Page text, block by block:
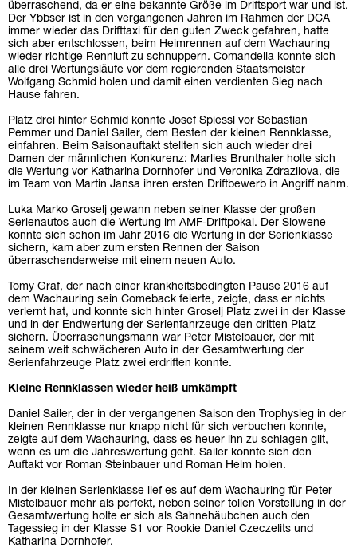
überraschend, da er eine bekannte Größe im Driftsport war und ist.
Der Ybbser ist in den vergangenen Jahren im Rahmen der DCA
immer wieder das Drifttaxi für den guten Zweck gefahren, hatte
sich aber entschlossen, beim Heimrennen auf dem Wachauring
wieder richtige Rennluft zu schnuppern. Comandella konnte sich
alle drei Wertungsläufe vor dem regierenden Staatsmeister
Wolfgang Schmid holen und damit einen verdienten Sieg nach
Hause fahren.
Platz drei hinter Schmid konnte Josef Spiessl vor Sebastian
Pemmer und Daniel Sailer, dem Besten der kleinen Rennklasse,
einfahren. Beim Saisonauftakt stellten sich auch wieder drei
Damen der männlichen Konkurenz: Marlies Brunthaler holte sich
die Wertung vor Katharina Dornhofer und Veronika Zdrazilova, die
im Team von Martin Jansa ihren ersten Driftbewerb in Angriff nahm.
Luka Marko Groselj gewann neben seiner Klasse der großen
Serienautos auch die Wertung im AMF-Driftpokal. Der Slowene
konnte sich schon im Jahr 2016 die Wertung in der Serienklasse
sichern, kam aber zum ersten Rennen der Saison
überraschenderweise mit einem neuen Auto.
Tomy Graf, der nach einer krankheitsbedingten Pause 2016 auf
dem Wachauring sein Comeback feierte, zeigte, dass er nichts
verlernt hat, und konnte sich hinter Groselj Platz zwei in der Klasse
und in der Endwertung der Serienfahrzeuge den dritten Platz
sichern. Überraschungsmann war Peter Mistelbauer, der mit
seinem weit schwächeren Auto in der Gesamtwertung der
Serienfahrzeuge Platz zwei erdriften konnte.
Kleine Rennklassen wieder heiß umkämpft
Daniel Sailer, der in der vergangenen Saison den Trophysieg in der
kleinen Rennklasse nur knapp nicht für sich verbuchen konnte,
zeigte auf dem Wachauring, dass es heuer ihn zu schlagen gilt,
wenn es um die Jahreswertung geht. Sailer konnte sich den
Auftakt vor Roman Steinbauer und Roman Helm holen.
In der kleinen Serienklasse lief es auf dem Wachauring für Peter
Mistelbauer mehr als perfekt, neben seiner tollen Vorstellung in der
Gesamtwertung holte er sich als Sahnehäubchen auch den
Tagessieg in der Klasse S1 vor Rookie Daniel Czeczelits und
Katharina Dornhofer.